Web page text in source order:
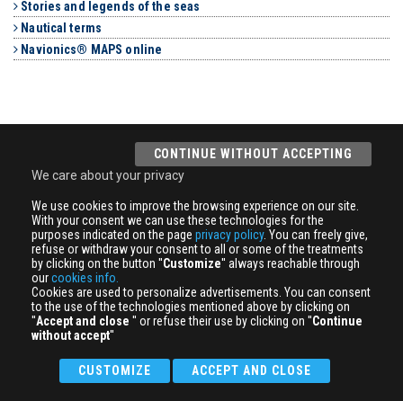
Stories and legends of the seas
Nautical terms
Navionics® MAPS online
CONTINUE WITHOUT ACCEPTING
We care about your privacy
We use cookies to improve the browsing experience on our site.
With your consent we can use these technologies for the
purposes indicated on the page privacy policy. You can freely give,
refuse or withdraw your consent to all or some of the treatments
by clicking on the button ''Customize'' always reachable through
ourcookies info.
Cookies are used to personalize advertisements. You can consent
to the use of the technologies mentioned above by clicking on
''Accept and close '' or refuse their use by clicking on ''Continue
without accept''
CUSTOMIZE ACCEPT AND CLOSE